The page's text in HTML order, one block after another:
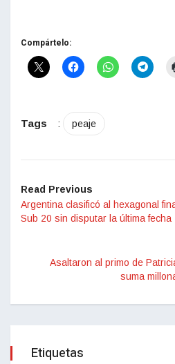
Compártelo:
Tags : peaje
Read Previous
Argentina clasificó al hexagonal
Sub 20 sin disputar la última fecha
Asaltaron al primo de
suma
Etiquetas